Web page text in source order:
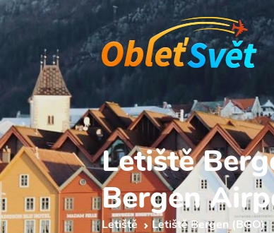
Letiště
Bergen
Letiště Letiště Bergen (BGO)